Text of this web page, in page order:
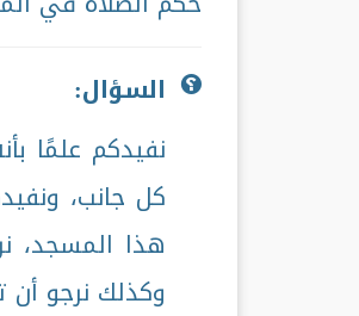
السؤال:
نفيدكم علمًا
كل جانب،
هذا المسجد،
وكذلك نرجو أن